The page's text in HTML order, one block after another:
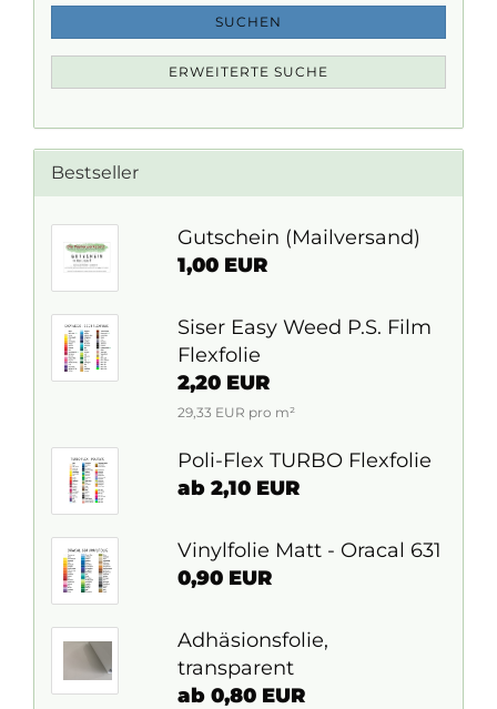
SUCHEN
ERWEITERTE SUCHE
Bestseller
Gutschein (Mailversand)
1,00 EUR
Siser Easy Weed P.S. Film
Flexfolie
2,20 EUR
29,33 EUR pro m²
Poli-Flex TURBO Flexfolie
ab 2,10 EUR
Vinylfolie Matt - Oracal 631
0,90 EUR
Adhäsionsfolie,
transparent
ab 0,80 EUR